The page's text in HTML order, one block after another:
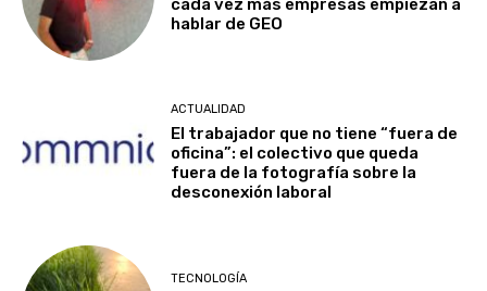
cada vez más empresas empiezan a
hablar de GEO
ACTUALIDAD
El trabajador que no tiene “fuera de
oficina”: el colectivo que queda
fuera de la fotografía sobre la
desconexión laboral
TECNOLOGÍA